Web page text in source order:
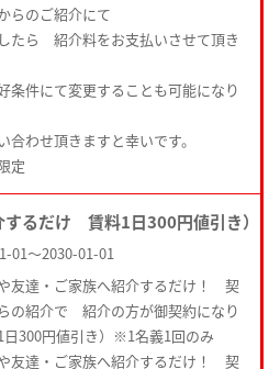
らのご紹介にて
たら 紹介料をお支払いさせて頂き
条件にて変更することも可能になり
合わせ頂きますと幸いです。
定
るだけ 賃料1日300円値引き）
01～2030-01-01
友達・ご家族へ紹介するだけ！ 契
の紹介で 紹介の方が御契約になり
日300円値引き）※1名義1回のみ
友達・ご家族へ紹介するだけ！ 契